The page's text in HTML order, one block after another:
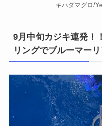
キハダマグロ/
9月中旬カジキ連発！
リングでブルーマー